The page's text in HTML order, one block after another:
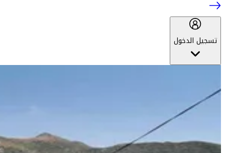
تسجيل الدخول